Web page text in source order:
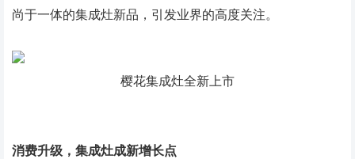
尚于一体的集成灶新品，引发业界的高度关注。
樱花集成灶全新上市
消费升级，集成灶成新增长点